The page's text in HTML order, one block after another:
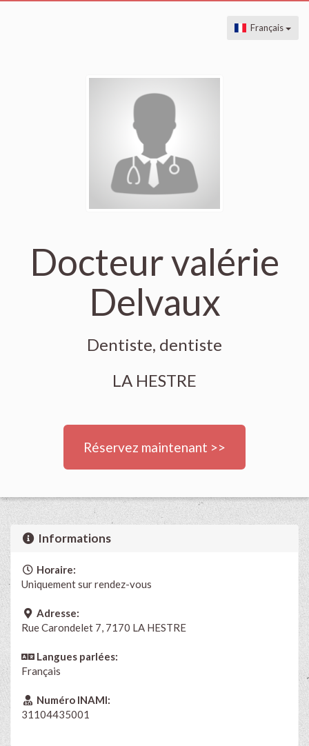
Français
Docteur valérie
Delvaux
Dentiste, dentiste
LA HESTRE
Réservez maintenant >>
Informations
Horaire:
Uniquement sur rendez-vous
Adresse:
Rue Carondelet 7, 7170 LA HESTRE
Langues parlées:
Français
Numéro INAMI:
31104435001